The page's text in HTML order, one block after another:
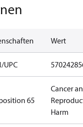
Wert
UPC
65
Cancer
Harm